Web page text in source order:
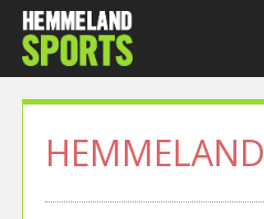
Skip
content
HEMMELAND